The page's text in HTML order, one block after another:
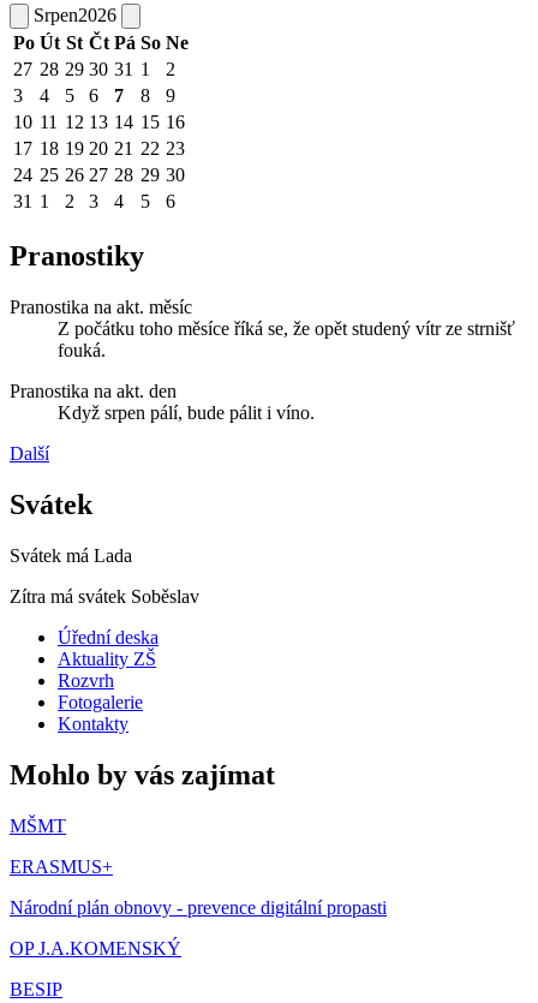
Srpen2026
Po Út St Čt Pá So Ne
27 28 29 30 31 1
2
3
4 5 6 7 8
9
10 11 12 13 14 15 16
17 18 19 20 21 22 23
24 25 26 27 28 29 30
31 1 2 3 4 5 6
Pranostiky
Pranostika na akt. měsíc
Z počátku toho měsíce říká se, že opět studený vítr ze strnišť
fouká.
Pranostika na akt. den
Když srpen pálí, bude pálit i víno.
Další
Svátek
Svátek má Lada
Zítra má svátek Soběslav
Úřední deska
Aktuality ZŠ
Rozvrh
Fotogalerie
Kontakty
Mohlo by vás zajímat
MŠMT
ERASMUS+
Národní plán obnovy - prevence digitální propasti
OP J.A.KOMENSKÝ
BESIP